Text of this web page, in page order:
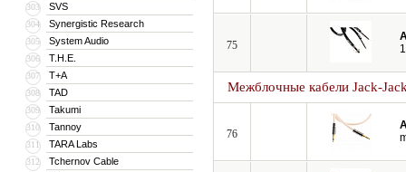
303 SVS
304 Synergistic Research
305 System Audio
306 T.H.E.
307 T+A
308 TAD
309 Takumi
310 Tannoy
311 TARA Labs
312 Tchernov Cable
75
Межблочные кабели Jack-
76